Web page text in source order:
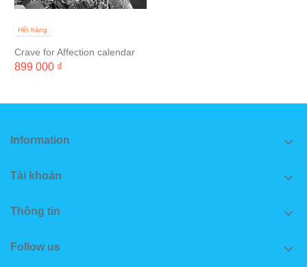
Hết hàng
Crave for Affection calendar
899 000 ₫
Information
Tài khoản
Thông tin
Follow us